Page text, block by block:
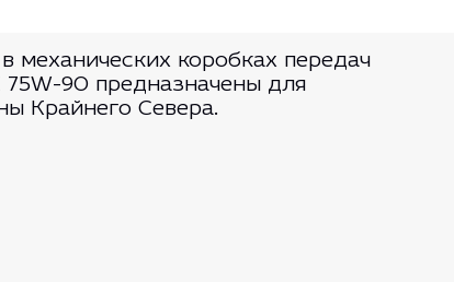
механических коробках передач
90 предназначены для
Крайнего Севера.